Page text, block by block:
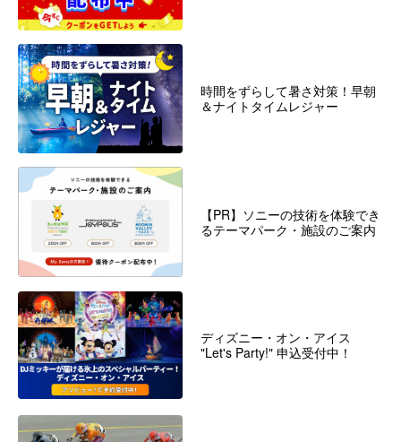
時間をずらして暑さ対策！早朝
＆ナイトタイムレジャー
【PR】ソニーの技術を体験でき
るテーマパーク・施設のご案内
ディズニー・オン・アイス
"Let's Party!" 申込受付中！